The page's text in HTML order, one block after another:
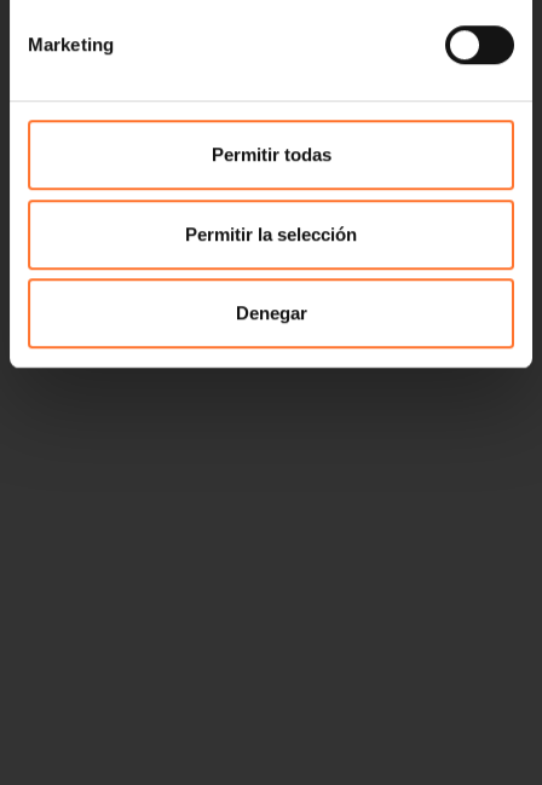
Marketing
Permitir todas
Permitir la selección
Denegar